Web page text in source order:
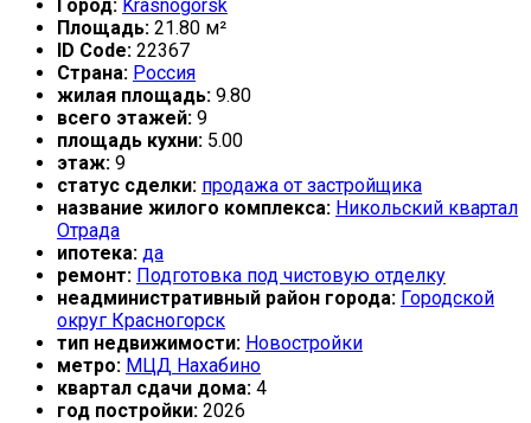
Город: Krasnogorsk
Площадь: 21.80 м²
ID Code: 22367
Страна: Россия
жилая площадь: 9.80
всего этажей: 9
площадь кухни: 5.00
этаж: 9
статус сделки: продажа от застройщика
название жилого комплекса: Никольский квартал
Отрада
ипотека: да
ремонт: Подготовка под чистовую отделку
неадминистративный район города: Городской
округ Красногорск
тип недвижимости: Новостройки
метро: МЦД Нахабино
квартал сдачи дома: 4
год постройки: 2026